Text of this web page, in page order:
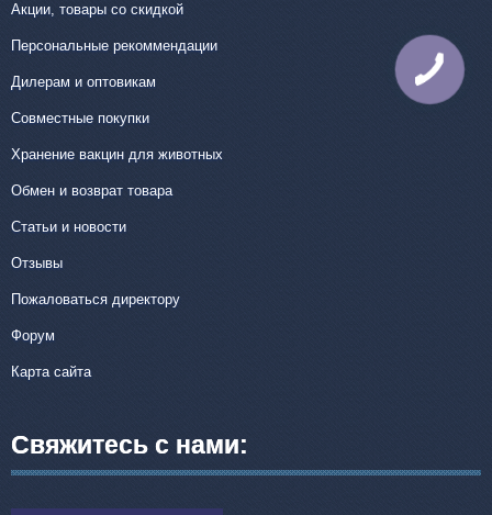
Акции, товары со скидкой
Персональные рекоммендации
Дилерам и оптовикам
Совместные покупки
Хранение вакцин для животных
Обмен и возврат товара
Статьи и новости
Отзывы
Пожаловаться директору
Форум
Карта сайта
Свяжитесь с нами: